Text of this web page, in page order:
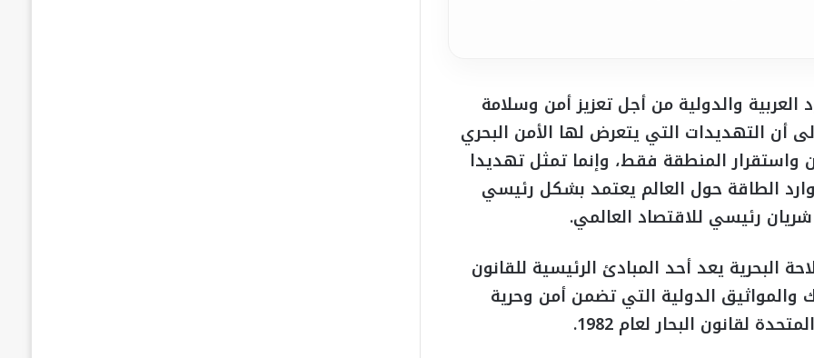
والدولية من أجل تعزيز أمن وسلامة
أن التهديدات التي يتعرض لها الأمن البحري
واستقرار المنطقة فقط، وإنما تمثل تهديدا
الطاقة حول العالم يعتمد بشكل رئيسي
رئيسي للاقتصاد العالمي.
البحرية يعد أحد المبادئ الرئيسية للقانون
والمواثيق الدولية التي تضمن أمن وحرية
لقانون البحار لعام 1982.